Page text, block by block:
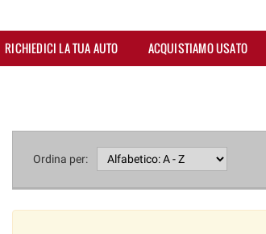
RICHIEDICI LA TUA AUTO ACQUISTIAMO USATO
Ordina per: